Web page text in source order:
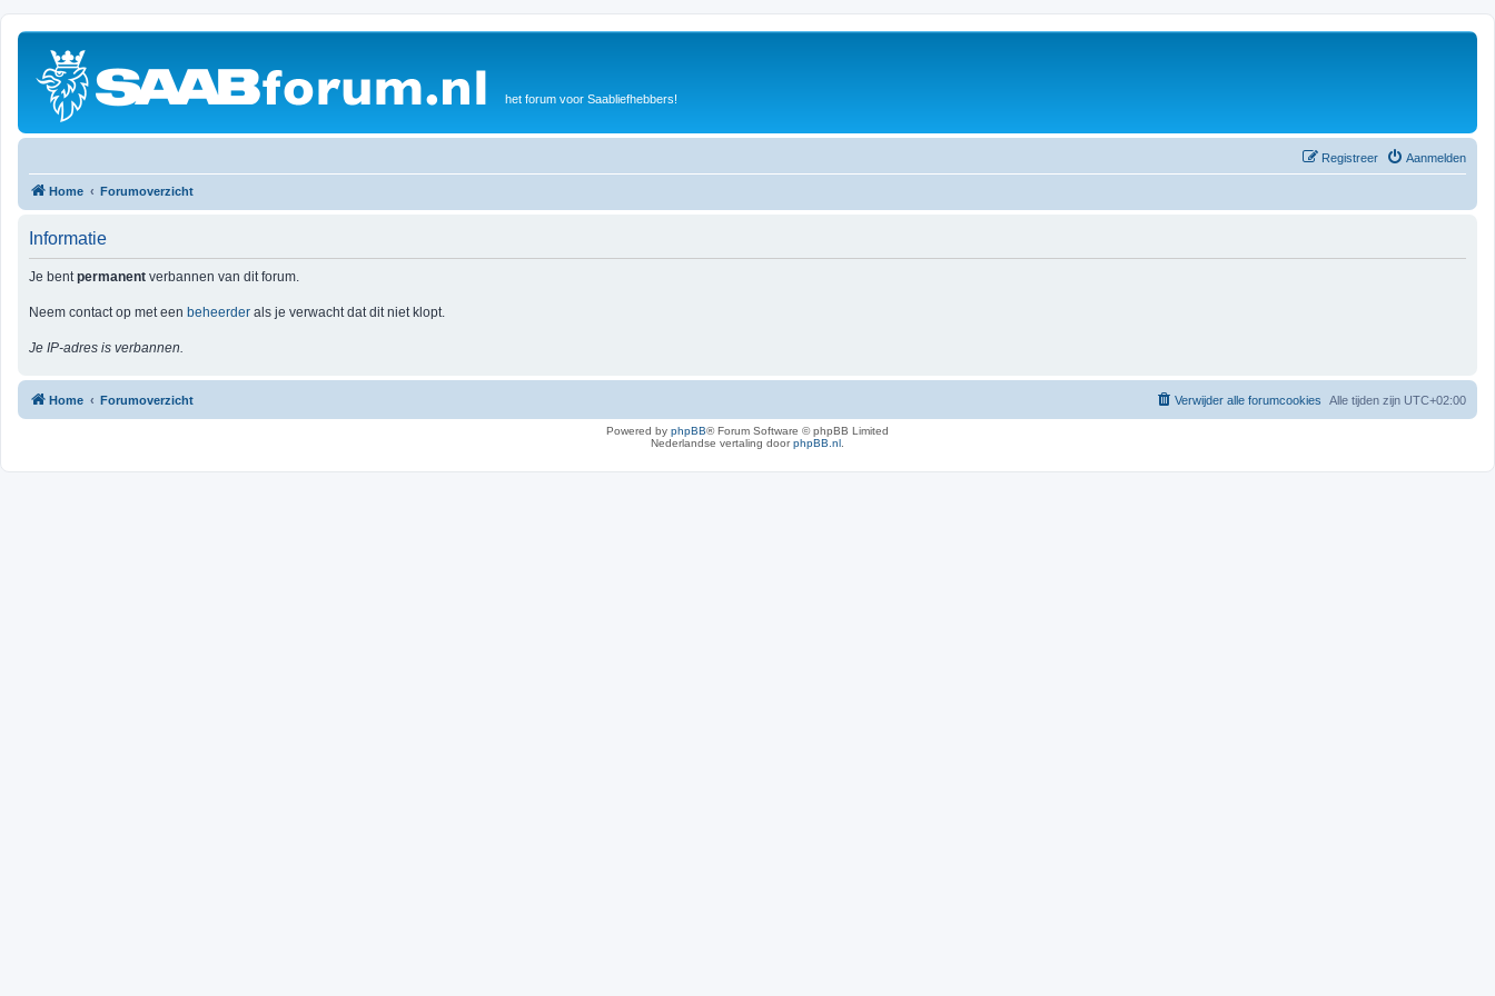
het forum voor Saabliefhebbers!
Aanmelden
Registreer
Home Forumoverzicht
Informatie
Je bentpermanent verbannen van dit forum.
Neem contact op met een beheerder als je verwacht dat dit niet klopt.
Je IP-adres is verbannen.
Home Forumoverzicht Alle tijden zijn UTC+02:00
Verwijder alle forumcookies
Powered by phpBB® Forum Software © phpBB Limited
Nederlandse vertaling doorphpBB.nl